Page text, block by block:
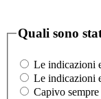
Quali sono
Le indicazioni
Le indicazioni
Capivo